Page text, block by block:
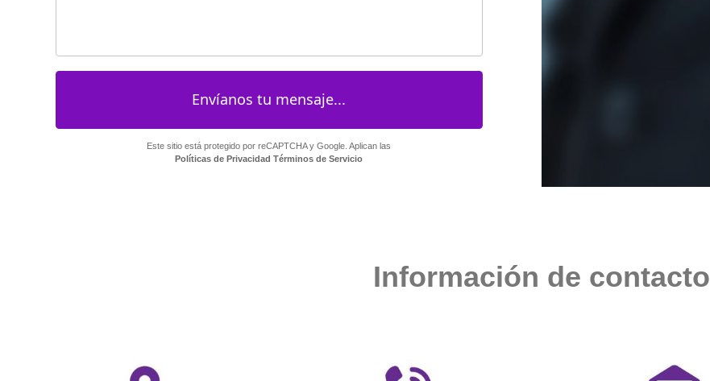
Este sitio está protegido por reCAPTCHA y Google. Aplican las
Políticas de Privacidad Términos de Servicio
Información de contacto